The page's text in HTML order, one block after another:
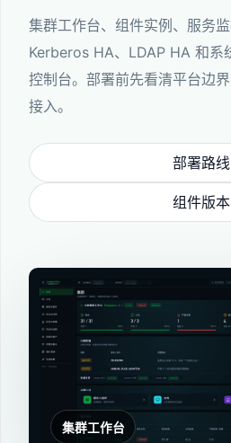
集群工作台、组件实例、服务监
Kerberos HA、LDAP HA 和系
控制台。部署前先看清平台边
接入。
部署路线
组件版本
集群工作台